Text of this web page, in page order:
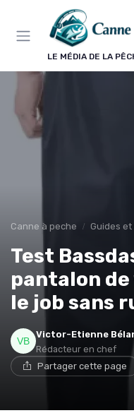
LE MÉDIA DE LA
Canne à peche Guides
Test
pantalon
le job sans
Victor-Etienne
Rédacteur en chef
Partager cette page
Panneau de gestion des